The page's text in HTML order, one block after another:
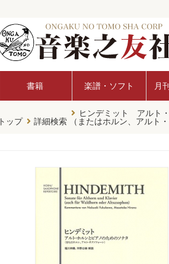
書籍 楽譜・ソフト 月
トップ 詳細検索
ヒンデミット アルト
（またはホルン、アルト